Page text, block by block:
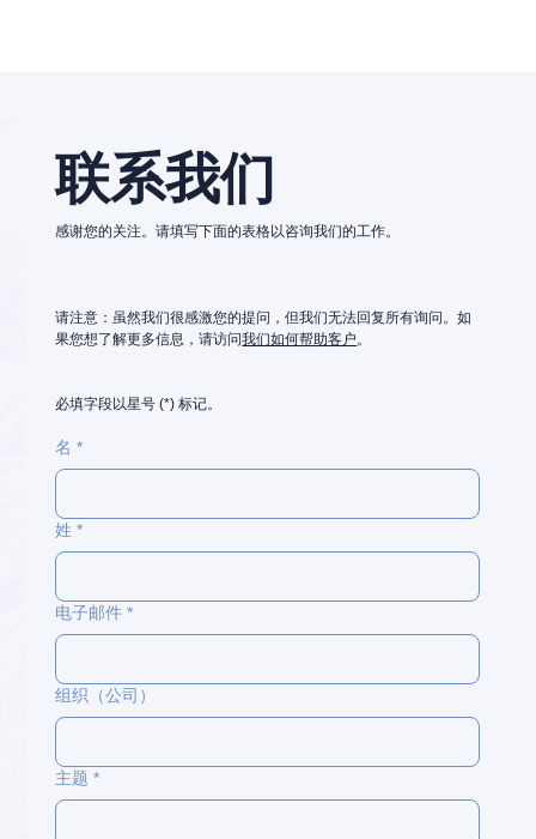
联系我们
感谢您的关注。请填写下面的表格以咨询我们的工作。
请注意：虽然我们很感激您的提问，但我们无法回复所有询问。如
果您想了解更多信息，请访问我们如何帮助客户 。
必填字段以星号 (*) 标记。
名 *
姓 *
电子邮件 *
组织（公司）
主题 *